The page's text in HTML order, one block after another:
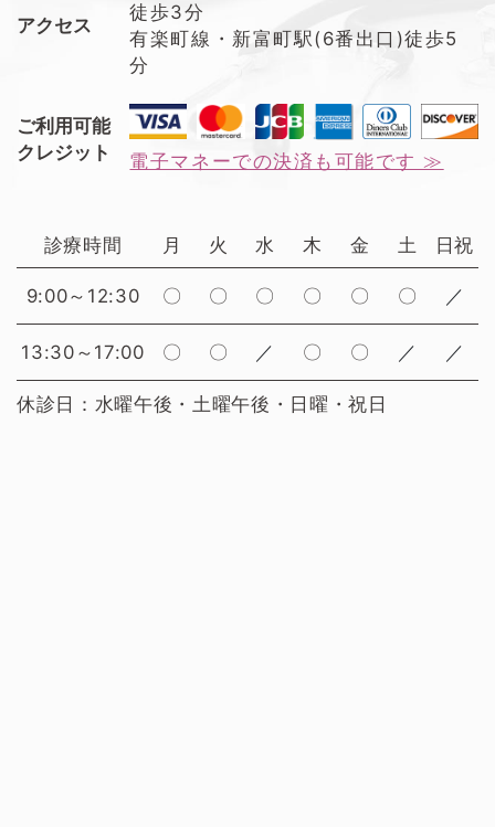
アクセス
徒歩3分
有楽町線・新富町駅(6番出口)徒歩5
分
ご利用可能
クレジット
電子マネーでの決済も可能です ≫
休診日：水曜午後・土曜午後・日曜・祝日
診療時間 月 火 水 木 金 土 日祝
9:00～12:30 〇 〇 〇 〇 〇 〇 ／
13:30～17:00 〇 〇 ／ 〇 〇 ／ ／